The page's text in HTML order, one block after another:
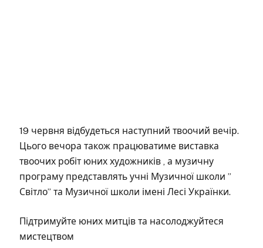
19 червня відбудеться наступний твоочий вечір.
Цього вечора також працюватиме виставка
твоочих робіт юних художників , а музичну
програму представлять учні Музичної школи ”
Світло” та Музичної школи імені Лесі Українки.
Підтримуйте юних митців та насолоджуйтеся
мистецтвом